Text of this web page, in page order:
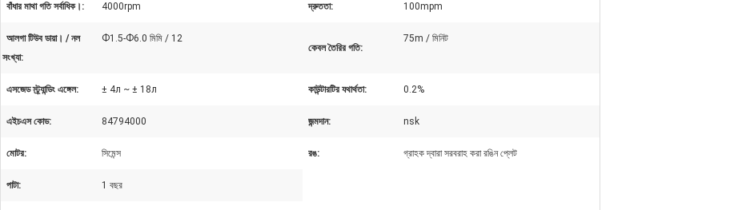
বাঁধার মাথা গতি সর্বাধিক।: 4000rpm দ্রুততা: 100mpm
আলগা টিউব ডায়া। / নল
সংখ্যা:
Ф1.5-Ф6.0 মিমি / 12
কেবল তৈরির গতি:
75m / মিনিট
এসজেড স্ট্র্যান্ডিং এঙ্গেল: ± 4л ~ ± 18л কাউন্টারটির যথার্থতা: 0.2%
এইচএস কোড: 84794000 জন্মদান: nsk
মোটর: সিমেন্স রঙ: গ্রাহক দ্বারা সরবরাহ করা রঙিন প্লেট
পাটা: 1 বছর